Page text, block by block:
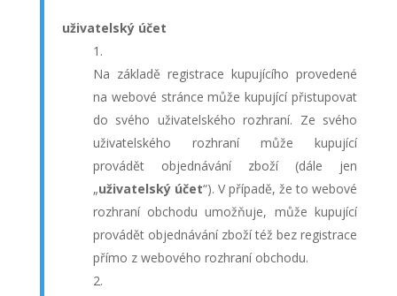
uživatelský účet
Na základě registrace kupujícího provedené
na webové stránce může kupující přistupovat
do svého uživatelského rozhraní. Ze svého
uživatelského rozhraní může kupující
provádět objednávání zboží (dále jen
„uživatelský účet“). V případě, že to webové
rozhraní obchodu umožňuje, může kupující
provádět objednávání zboží též bez registrace
přímo z webového rozhraní obchodu.